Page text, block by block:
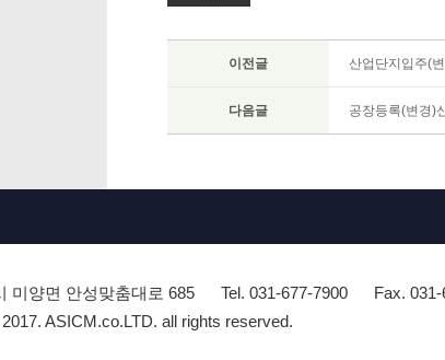
이전글 산업단지입주(
다음글 공장등록(변경)
미양면 안성맞춤대로 685 Tel. 031-677-7900
Fax.
ASICM.co.LTD. all rights reserved.